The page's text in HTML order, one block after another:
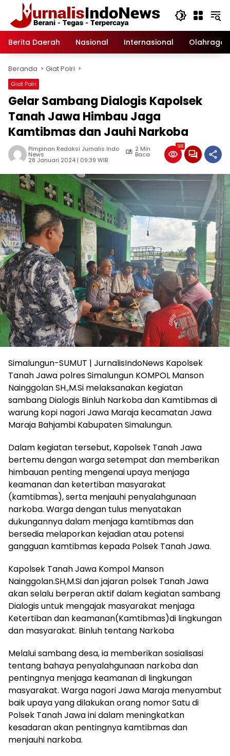
Langsung
konten
Berita Daerah
Nasional Internasional Olahraga
Beranda Giat Polri
Giat Polri
Gelar Sambang Dialogis Kapolsek
Tanah Jawa Himbau Jaga
Kamtibmas dan Jauhi Narkoba
Pimpinan Redaksi Jurnalis Indo
News
2 Min
Baca
28 Januari 2024 | 09:39 WIB
98
Simalungun-SUMUT | JurnalisIndoNews Kapolsek
Tanah Jawa polres Simalungun KOMPOL Manson
Nainggolan SH.,M.Si melaksanakan kegiatan
sambang Dialogis Binluh Narkoba dan Kamtibmas di
warung kopi nagori Jawa Maraja kecamatan Jawa
Maraja Bahjambi Kabupaten Simalungun.
Dalam kegiatan tersebut, Kapolsek Tanah Jawa
bertemu dengan warga setempat dan memberikan
himbauan penting mengenai upaya menjaga
keamanan dan ketertiban masyarakat
(kamtibmas), serta menjauhi penyalahgunaan
narkoba. Warga dengan tulus menyatakan
dukungannya dalam menjaga kamtibmas dan
bersedia melaporkan kejadian atau potensi
gangguan kamtibmas kepada Polsek Tanah Jawa.
Kapolsek Tanah Jawa Kompol Manson
Nainggolan.SH,M.Si dan jajaran polsek Tanah Jawa
akan selalu berperan aktif dalam kegiatan sambang
Dialogis untuk mengajak masyarakat menjaga
Ketertiban dan keamanan(Kamtibmas)di lingkungan
dan masyarakat. Binluh tentang Narkoba
Melalui sambang desa, ia memberikan sosialisasi
tentang bahaya penyalahgunaan narkoba dan
pentingnya menjaga keamanan di lingkungan
masyarakat. Warga nagori Jawa Maraja menyambut
baik upaya yang dilakukan orang nomor Satu di
Polsek Tanah Jawa ini dalam meningkatkan
kesadaran akan pentingnya kamtibmas dan
menjauhi narkoba.